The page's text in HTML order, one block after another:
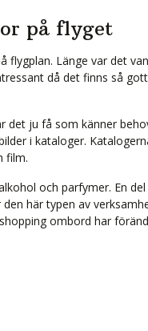
på flyget
flygplan. Länge var det
då det finns så
ju få som känner
i kataloger.
film.
och parfymer. En
här typen av
ombord har